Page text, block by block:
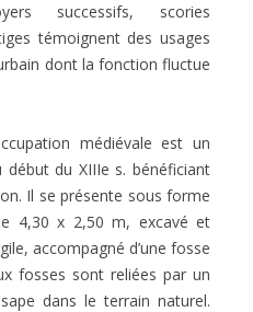
successifs, scories
témoignent des usages
dont la fonction fluctue
médiévale est un
du XIIIe s. bénéficiant
Il se présente sous forme
4,30 x 2,50 m, excavé et
accompagné d’une fosse
fosses sont reliées par un
dans le terrain naturel.